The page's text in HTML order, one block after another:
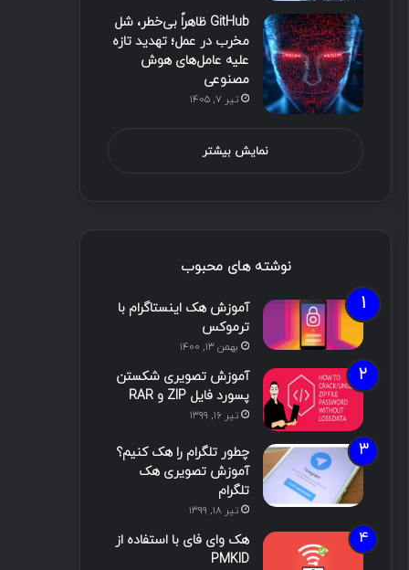
GitHub ظاهراً بی‌خطر، شل
مخرب در عمل؛ تهدید تازه
علیه عامل‌های هوش
مصنوعی
تیر ۷, ۱۴۰۵
نمایش بیشتر
نوشته های محبوب
آموزش هک اینستاگرام با
ترموکس
بهمن ۱۳, ۱۴۰۰
آموزش تصویری شکستن
پسورد فایل ZIP و RAR
تیر ۱۶, ۱۳۹۹
چطور تلگرام را هک کنیم؟
آموزش تصویری هک
تلگرام
تیر ۱۸, ۱۳۹۹
هک وای فای با استفاده از
PMKID